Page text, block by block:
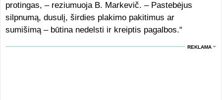
protingas, – reziumuoja B. Markevič. – Pastebėjus
silpnumą, dusulį, širdies plakimo pakitimus ar
sumišimą – būtina nedelsti ir kreiptis pagalbos.“
REKLAMA